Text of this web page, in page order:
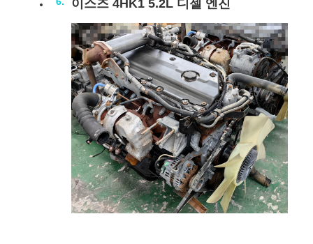
이스즈 4HK1 5.2L 디젤 엔진